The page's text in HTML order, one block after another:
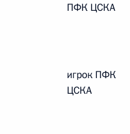
ПФК ЦСКА
игрок ПФК
ЦСКА